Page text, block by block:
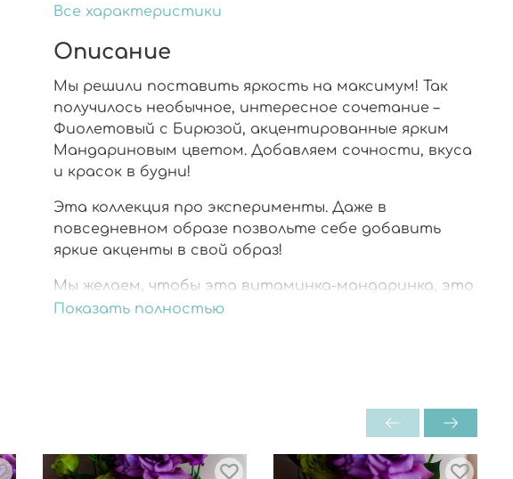
Все характеристики
Описание
Мы решили поставить яркость на максимум! Так
получилось необычное, интересное сочетание –
Фиолетовый с Бирюзой, акцентированные ярким
Мандариновым цветом. Добавляем сочности, вкуса
и красок в будни!
Эта коллекция про эксперименты. Даже в
повседневном образе позвольте себе добавить
яркие акценты в свой образ!
Мы желаем, чтобы эта витаминка-мандаринка, это
улётное, марсианское, яркое, жизнеутверждающее
Показать полностью